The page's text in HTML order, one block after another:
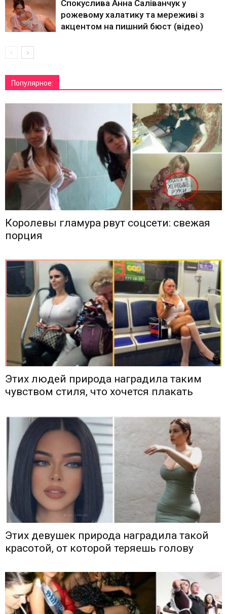
Спокуслива Анна Саліванчук у
рожевому халатику та мереживі з
акцентом на пишний бюст (відео)
Популярное:
Королевы гламура рвут соцсети: свежая
порция
Этих людей природа наградила таким
чувством стиля, что хочется плакать
Этих девушек природа наградила такой
красотой, от которой теряешь голову